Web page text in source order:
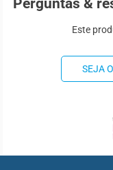
Perguntas &
Este
SEJA